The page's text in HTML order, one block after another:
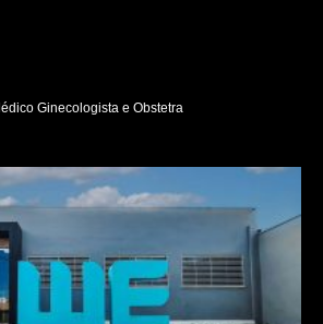
Ginecologista e Obstetra